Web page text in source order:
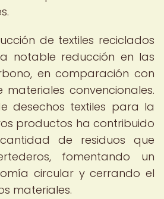
de textiles reciclados
notable reducción en las
en comparación con
convencionales.
desechos textiles para la
productos ha contribuido
de residuos que
fomentando un
circular y cerrando el
materiales.